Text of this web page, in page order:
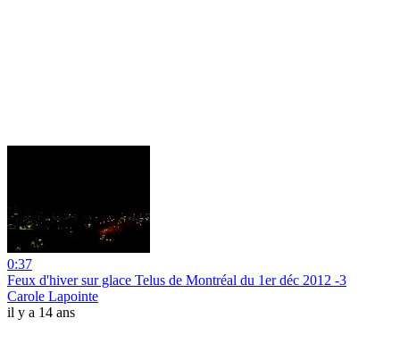
0:37
Feux d'hiver sur glace Telus de Montréal du 1er déc 2012 -3
Carole Lapointe
il y a 14 ans